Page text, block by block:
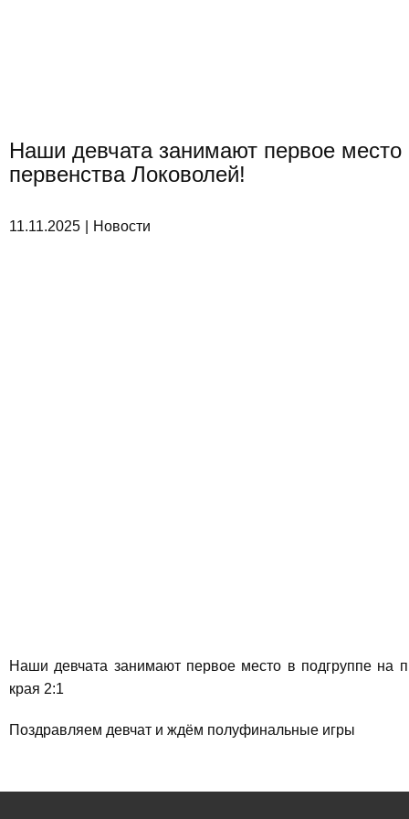
Наши девчата занимают первое место
первенства Локоволей!
11.11.2025 Новости
Наши девчата занимают первое место в подгруппе на
края 2:1
Поздравляем девчат и ждём полуфинальные игры